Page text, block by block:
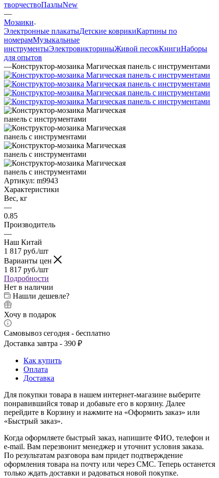
творчествоПазлыNew
—
Мозаики
Электронные плакатыДетские коврикиКартины по
номерамМузыкальные
инструментыЭлектровикториныЖивой песокКнигиНаборы
для опытов
—Конструктор-мозаика Магическая панель с инструментами
Артикул: m9943
Характеристики
Вес, кг
—
0.85
Производитель
—
Наш Китай
1 817 руб./шт
Варианты цен
1 817 руб./шт
Подробности
Нет в наличии
Нашли дешевле?
Хочу в подарок
Самовывоз сегодня - бесплатно
Доставка завтра - 390 ₽
Как купить
Оплата
Доставка
Для покупки товара в нашем интернет-магазине выберите
понравившийся товар и добавьте его в корзину. Далее
перейдите в Корзину и нажмите на «Оформить заказ» или
«Быстрый заказ».
Когда оформляете быстрый заказ, напишите ФИО, телефон и
e-mail. Вам перезвонит менеджер и уточнит условия заказа.
По результатам разговора вам придет подтверждение
оформления товара на почту или через СМС. Теперь останется
только ждать доставки и радоваться новой покупке.